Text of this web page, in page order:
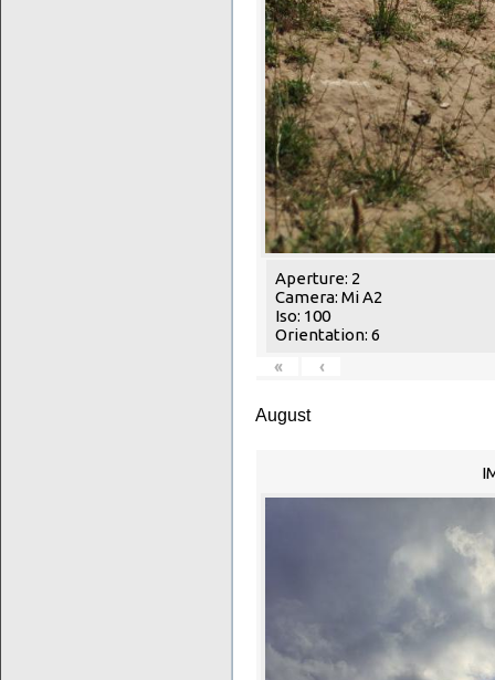
Aperture: 2
Camera: Mi A2
Iso: 100
Orientation: 6
«
‹
August